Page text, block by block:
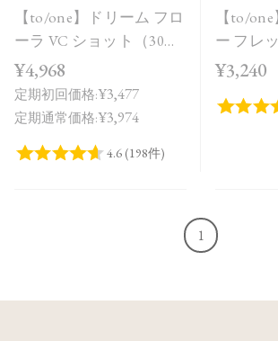
【to/one】ドリーム フロ
ーラ VC ショット（30
包）
¥4,968
定期初回価格:¥3,477
定期通常価格:¥3,974
【to/
ー フレ
20包＞
¥3,240
1